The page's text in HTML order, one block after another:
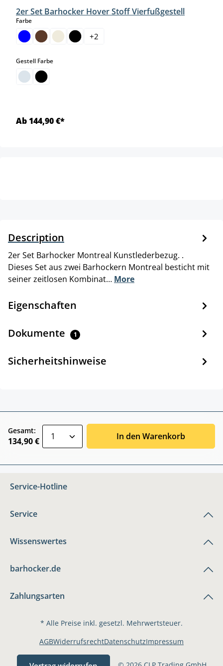
2er Set Barhocker Hover Stoff Vierfußgestell
Farbeauswählen
+2
Gestell Farbeauswählen
Ab 144,90 €*
Description
2er Set Barhocker Montreal Kunstlederbezug. .
Dieses Set aus zwei Barhockern Montreal besticht mit
seiner zeitlosen Kombinat… More
Eigenschaften
Dokumente 1
Sicherheitshinweise
Gesamt:
134,90 € In den Warenkorb
Service-Hotline
Service
Wissenswertes
barhocker.de
Zahlungsarten
* Alle Preise inkl. gesetzl. Mehrwertsteuer.
AGBWiderrufsrechtDatenschutzImpressum